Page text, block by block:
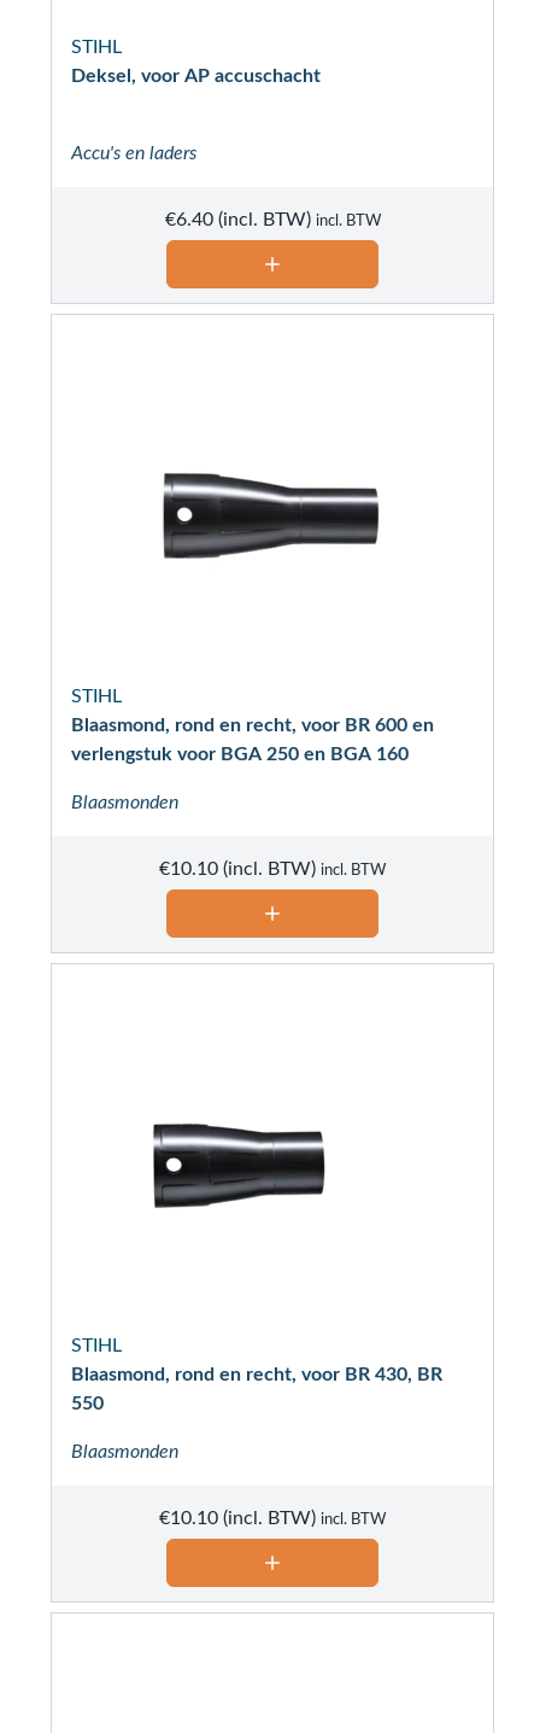
STIHL
Deksel, voor AP accuschacht
Accu's en laders
€6.40 incl. BTW
STIHL
Blaasmond, rond en recht, voor BR 600 en
verlengstuk voor BGA 250 en BGA 160
Blaasmonden
€10.10 incl. BTW
STIHL
Blaasmond, rond en recht, voor BR 430, BR
550
Blaasmonden
€10.10 incl. BTW